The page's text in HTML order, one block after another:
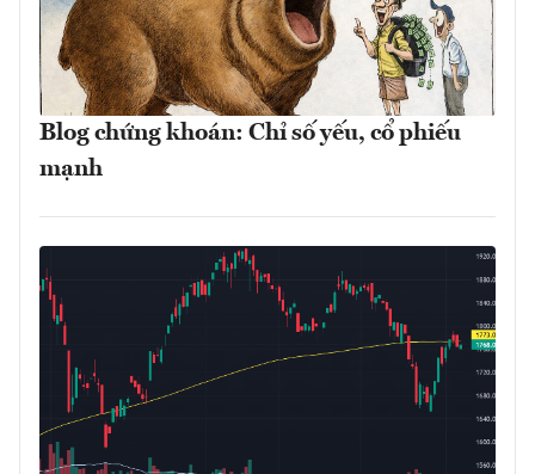
Blog chứng khoán: Chỉ số yếu, cổ phiếu
mạnh